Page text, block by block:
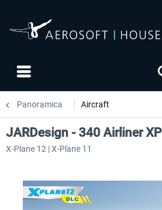
Panoramica Aircraft
JARDesign - 340 Airliner XP
X-Plane 12 | X-Plane 11